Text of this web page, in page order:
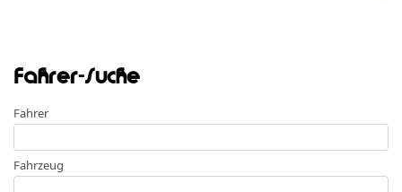
Fahrer-Suche
Fahrer
Fahrzeug